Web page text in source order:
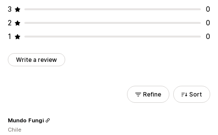
3
0
2
0
1
0
Write a review
Refine Sort
Mundo Fungi
Chile